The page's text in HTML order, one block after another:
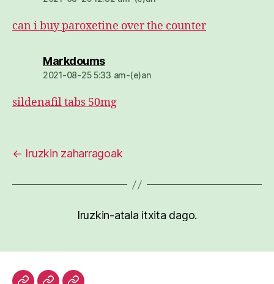
can i buy paroxetine over the counter
Markdoumsdio:
2021-08-25 5:33 am-(e)an
sildenafil tabs 50mg
← Iruzkin zaharragoak
Iruzkin-atala itxita dago.